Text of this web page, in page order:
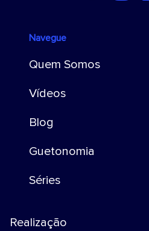
Navegue
Quem Somos
Vídeos
Blog
Guetonomia
Séries
Realização